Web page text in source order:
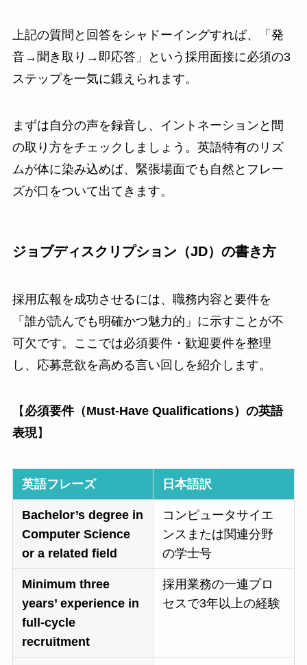
上記の質問と回答をシャドーイングすれば、「発
音→聞き取り→即応答」という採用面接に必須の3
ステップを一気に鍛えられます。
まずは自分の声を録音し、イントネーションと間
の取り方をチェックしましょう。英語特有のリズ
ムが体に染み込めば、緊張場面でも自然とフレー
ズが口をついて出てきます。
ジョブディスクリプション（JD）の書き方
採用広報を成功させるには、職務内容と要件を
「誰が読んでも明確かつ魅力的」に示すことが不
可欠です。ここでは必須要件・歓迎要件を整理
し、応募意欲を高める言い回しを紹介します。
【 必須要件（Must-Have Qualifications）の英語
表現】
英語フレーズ 日本語訳
Bachelor’s degree in
Computer Science
or a related field
コンピュータサイエ
ンスまたは関連分野
の学士号
Minimum three
years’ experience in
full-cycle
recruitment
採用業務の一連プロ
セスで3年以上の経験